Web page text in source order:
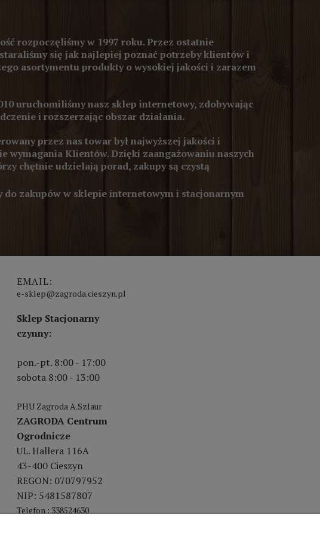
rozpoczęliśmy w 1997 roku. Przez ostatnie
się jak najlepiej poznać potrzeby klientów i
asortymentu produkty o wysokiej jakości i zarazem
uruchomiliśmy nasz sklep internetowy, zdobywając
i rozszerzając obszar działania.
przez nas towar był najwyższej jakości i
wymagania Klientów. Dzięki zaangażowaniu naszych
chętnie udzielają porad, zakupy są czystą
do zakupów w sklepie internetowym i stacjonarnym
EMAIL:
e-sklep@zagroda.cieszyn.pl
Sklep Stacjonarny
czynny:
pon.-pt. 8:00 - 17:00
sobota 8:00 - 13:00
PHU Zagroda A.Szlaur
ZAGRODA Centrum
Ogrodnicze
UL. Hallera 116A
43-400 Cieszyn
REGON: 070797952
NIP: 5481587807
Telefon : 338524630